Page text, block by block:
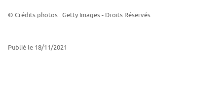
sécurise et protège vos données
© Crédits photos : Getty Images - Droits Réservés
Publié le 18/11/2021